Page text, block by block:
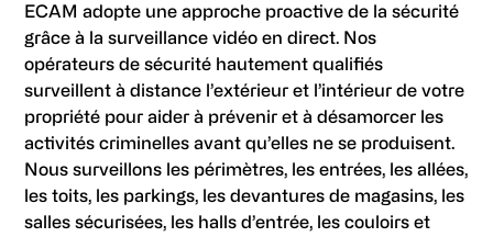
ECAM adopte une approche proactive de la sécurité
grâce à la surveillance vidéo en direct. Nos
opérateurs de sécurité hautement qualifiés
surveillent à distance l’extérieur et l’intérieur de votre
propriété pour aider à prévenir et à désamorcer les
activités criminelles avant qu’elles ne se produisent.
Nous surveillons les périmètres, les entrées, les allées,
les toits, les parkings, les devantures de magasins, les
salles sécurisées, les halls d’entrée, les couloirs et